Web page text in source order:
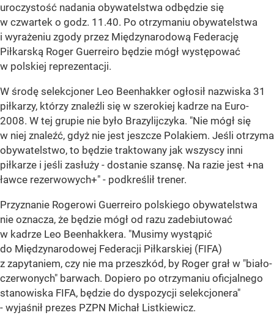
uroczystość nadania obywatelstwa odbędzie się
w czwartek o godz. 11.40. Po otrzymaniu obywatelstwa
i wyrażeniu zgody przez Międzynarodową Federację
Piłkarską Roger Guerreiro będzie mógł występować
w polskiej reprezentacji.
W środę selekcjoner Leo Beenhakker ogłosił nazwiska 31
piłkarzy, którzy znaleźli się w szerokiej kadrze na Euro-
2008. W tej grupie nie było Brazylijczyka. "Nie mógł się
w niej znaleźć, gdyż nie jest jeszcze Polakiem. Jeśli otrzyma
obywatelstwo, to będzie traktowany jak wszyscy inni
piłkarze i jeśli zasłuży - dostanie szansę. Na razie jest +na
ławce rezerwowych+" - podkreślił trener.
Przyznanie Rogerowi Guerreiro polskiego obywatelstwa
nie oznacza, że będzie mógł od razu zadebiutować
w kadrze Leo Beenhakkera. "Musimy wystąpić
do Międzynarodowej Federacji Piłkarskiej (FIFA)
z zapytaniem, czy nie ma przeszkód, by Roger grał w "biało-
czerwonych" barwach. Dopiero po otrzymaniu oficjalnego
stanowiska FIFA, będzie do dyspozycji selekcjonera"
- wyjaśnił prezes PZPN Michał Listkiewicz.